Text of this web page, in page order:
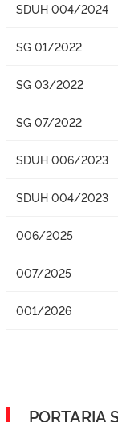
SDUH 004/2024
SG 01/2022
SG 03/2022
SG 07/2022
SDUH 006/2023
SDUH 004/2023
006/2025
007/2025
001/2026